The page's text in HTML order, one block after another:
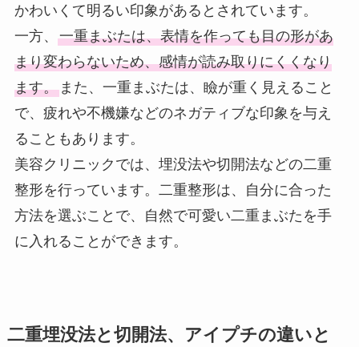
かわいくて明るい印象があるとされています。
一方、 一重まぶたは、表情を作っても目の形があ
まり変わらないため、感情が読み取りにくくなり
ます。また、一重まぶたは、瞼が重く見えること
で、疲れや不機嫌などのネガティブな印象を与え
ることもあります。
美容クリニックでは、埋没法や切開法などの二重
整形を行っています。二重整形は、自分に合った
方法を選ぶことで、自然で可愛い二重まぶたを手
に入れることができます。
二重埋没法と切開法、アイプチの違いと